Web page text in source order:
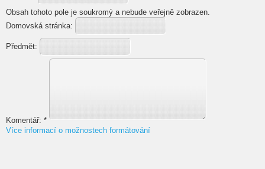
Obsah tohoto pole je soukromý a nebude veřejně zobrazen.
Domovská stránka:
Předmět:
Komentář: *
Více informací o možnostech formátování